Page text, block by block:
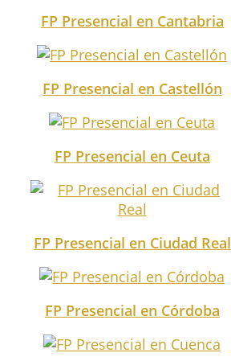
FP Presencial en Cantabria
FP Presencial en Castellón
FP Presencial en Ceuta
FP Presencial en Ciudad Real
FP Presencial en Córdoba